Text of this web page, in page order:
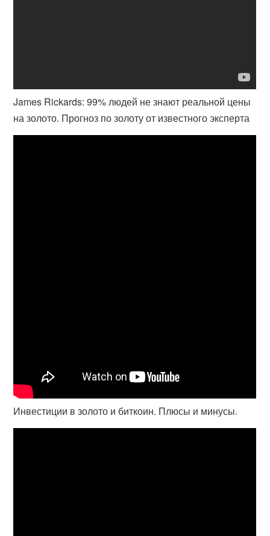
James Rickards: 99% людей не знают реальной цены
на золото. Прогноз по золоту от известного эксперта
Инвестиции в золото и биткоин. Плюсы и минусы.